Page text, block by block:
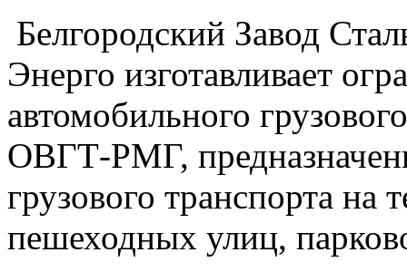
Белгородский Завод
Энерго изготавливает
автомобильного
ОВГТ-РМГ,
грузового транспорта на
пешеходных улиц,